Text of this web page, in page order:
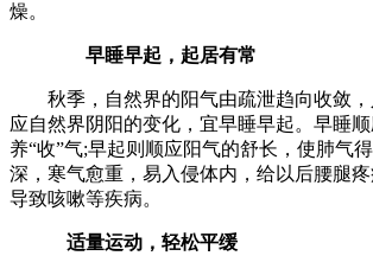
燥。
早睡早起，起居有常
秋季，自然界的阳气由疏泄趋向收敛
应自然界阴阳的变化，宜早睡早起。早睡
养“收”气;早起则顺应阳气的舒长，使肺气
深，寒气愈重，易入侵体内，给以后腰腿
导致咳嗽等疾病。
适量运动，轻松平缓